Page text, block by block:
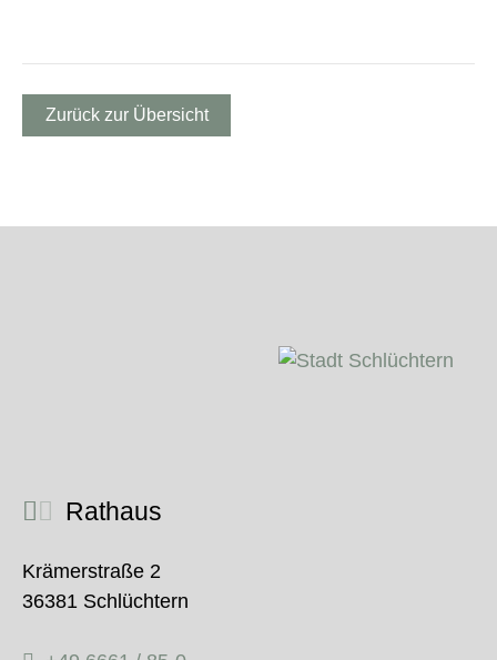
Zurück zur Übersicht
Rathaus
Krämerstraße 2
36381 Schlüchtern